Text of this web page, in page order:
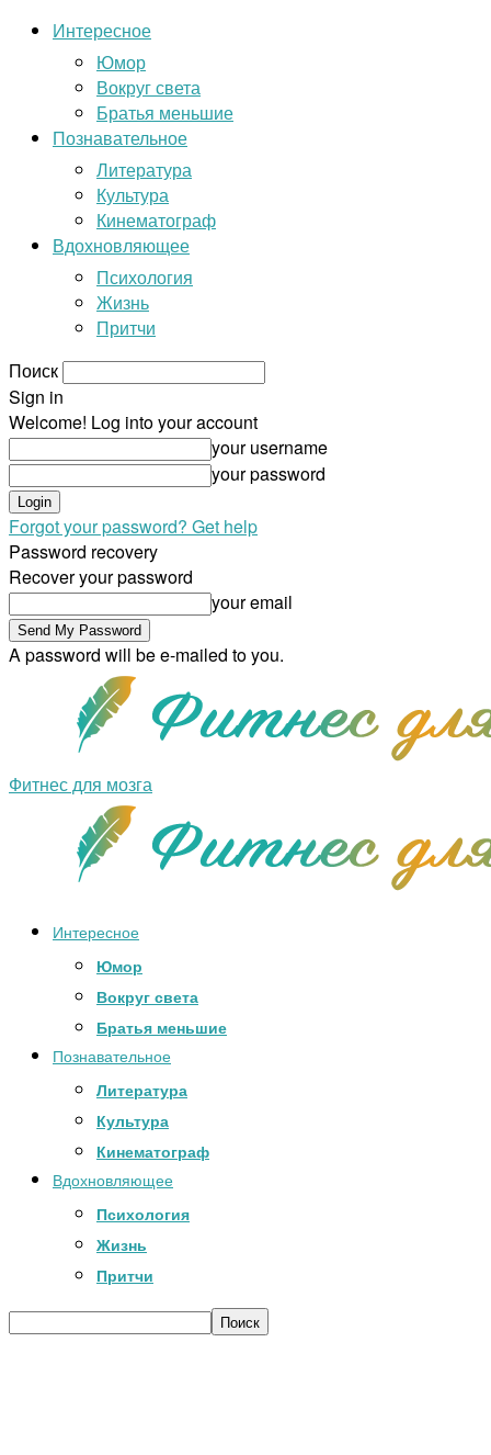
Интересное
Юмор
Вокруг света
Братья меньшие
Познавательное
Литература
Культура
Кинематограф
Вдохновляющее
Психология
Жизнь
Притчи
Поиск
Sign in
Welcome! Log into your account
your username
your password
Forgot your password? Get help
Password recovery
Recover your password
your email
A password will be e-mailed to you.
Фитнес для мозга
Интересное
Юмор
Вокруг света
Братья меньшие
Познавательное
Литература
Культура
Кинематограф
Вдохновляющее
Психология
Жизнь
Притчи